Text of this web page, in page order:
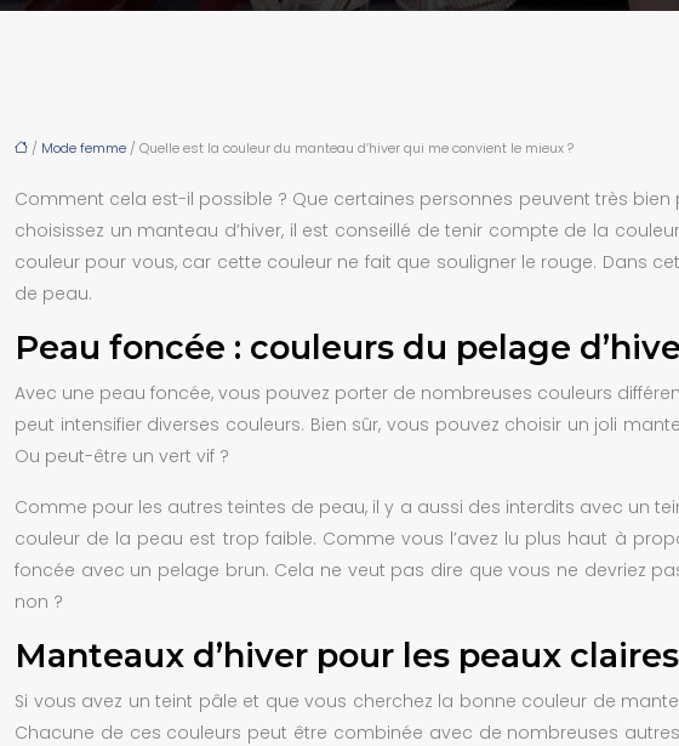
/ Mode femme / Quelle est la couleur du manteau d’hiver qui me convient le mieux ?
Comment cela est-il possible ? Que certaines personnes peuvent très bien
choisissez un manteau d’hiver, il est conseillé de tenir compte de la
couleur pour vous, car cette couleur ne fait que souligner le rouge. Dans
de peau.
Peau foncée : couleurs du pelage
Avec une peau foncée, vous pouvez porter de nombreuses couleurs
peut intensifier diverses couleurs. Bien sûr, vous pouvez choisir un joli
Ou peut-être un vert vif ?
Comme pour les autres teintes de peau, il y a aussi des interdits avec un
couleur de la peau est trop faible. Comme vous l’avez lu plus haut à
foncée avec un pelage brun. Cela ne veut pas dire que vous ne devriez
non ?
Manteaux d’hiver pour les peaux claires
Si vous avez un teint pâle et que vous cherchez la bonne couleur de
Chacune de ces couleurs peut être combinée avec de nombreuses